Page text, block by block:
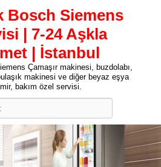
Bosch Siemens
| 7-24 Aşkla
| İstanbul
Çamaşır makinesi, buzdolabı,
makinesi ve diğer beyaz eşya
bakım özel servisi.